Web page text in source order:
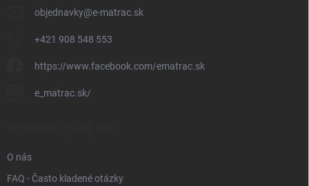
objednavky@e-matrac.sk
+421 908 548 553
https://www.facebook.com/ematrac.sk
e_matrac.sk/
O nás
FAQ - Často kladené otázky